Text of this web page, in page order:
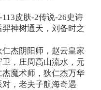
皮肤-2传说-26史诗
羿神树通天，刘备时之
仁杰阴阳师，赵云皇家
，庄周高山流水，元
魔术师，狄仁杰万华
，老夫子航海奇遇